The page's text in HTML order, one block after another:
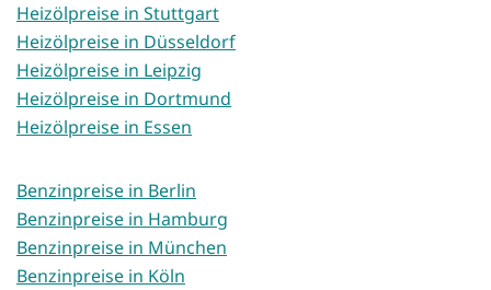
Heizölpreise in Stuttgart
Heizölpreise in Düsseldorf
Heizölpreise in Leipzig
Heizölpreise in Dortmund
Heizölpreise in Essen
Benzinpreise in Berlin
Benzinpreise in Hamburg
Benzinpreise in München
Benzinpreise in Köln